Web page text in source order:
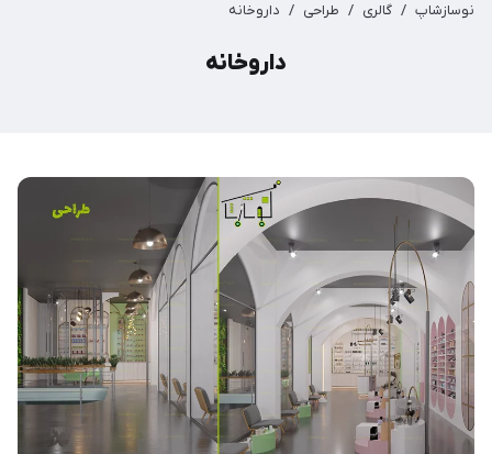
نوسازشاپ / گالری / طراحی / داروخانه
داروخانه